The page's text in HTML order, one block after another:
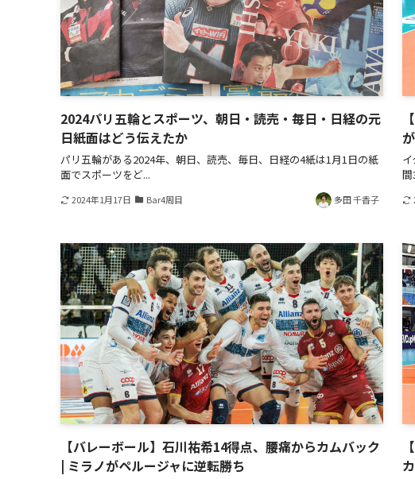
2024パリ五輪とスポーツ、朝日・読売・毎日・日経の元
日紙面はどう伝えたか
パリ五輪がある2024年、朝日、読売、毎日、日経の4紙は1月1日の紙
面でスポーツをど...
2024年1月17日 Bar4周目 多田 千香子
間
【バレーボール】石川祐希14得点、腰痛からカムバック
| ミラノがペルージャに逆転勝ち